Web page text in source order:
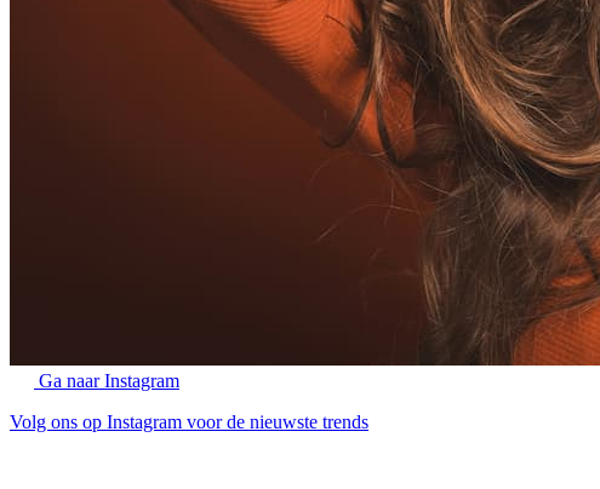
Ga naar Instagram
Volg ons op Instagram voor de nieuwste trends